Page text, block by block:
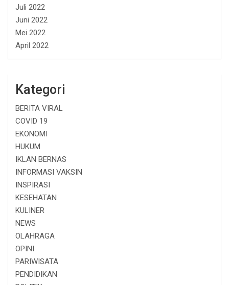
Juli 2022
Juni 2022
Mei 2022
April 2022
Kategori
BERITA VIRAL
COVID 19
EKONOMI
HUKUM
IKLAN BERNAS
INFORMASI VAKSIN
INSPIRASI
KESEHATAN
KULINER
NEWS
OLAHRAGA
OPINI
PARIWISATA
PENDIDIKAN